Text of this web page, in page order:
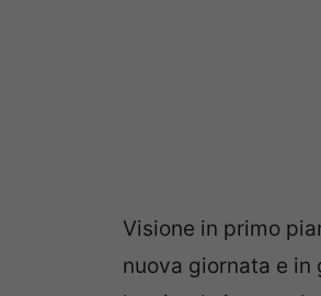
Visione in primo
nuova giornata e in